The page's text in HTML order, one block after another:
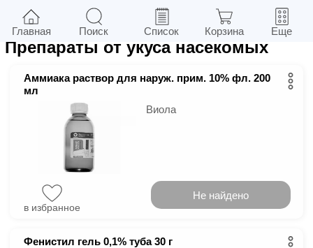
Фильтры в г.Киев
Препараты от укуса насекомых
Аммиака раствор для наруж. прим. 10% фл. 200
мл
Виола
в избранное
Не найдено
Фенистил гель 0,1% туба 30 г
Главная Поиск Список Корзина Еще